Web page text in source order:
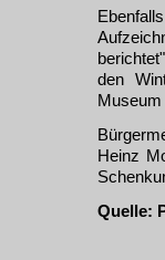
den
Museum
Heinz
Quelle: